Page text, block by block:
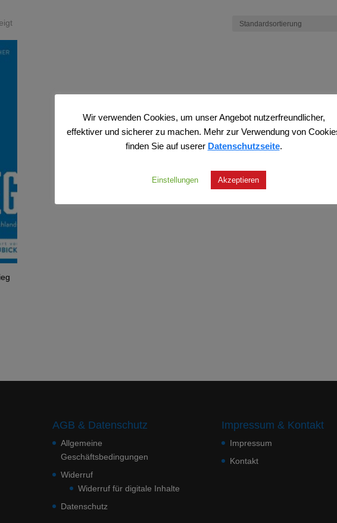
AGB & Datenschutz
Allgemeine
Geschäftsbedingungen
Widerruf
Widerruf für digitale Inhalte
Datenschutz
Impressum & Kontakt
Impressum
Kontakt
Wir verwenden Cookies, um unser Angebot nutzerfreundlicher,
effektiver und sicherer zu machen. Mehr zur Verwendung von
finden Sie auf userer Datenschutzseite.
Einstellungen Akzeptieren